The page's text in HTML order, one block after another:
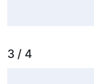
3 / 4